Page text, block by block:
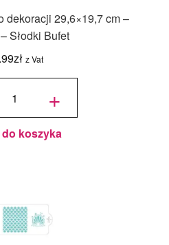
dekoracji 29,6×19,7 cm –
Słodki Bufet
zł z Vat
+
koszyka